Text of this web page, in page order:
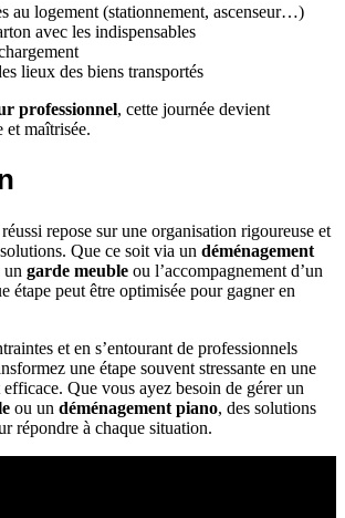
au logement (stationnement, ascenseur…)
avec les indispensables
lieux des biens transportés
professionnel, cette journée devient
et maîtrisée.
réussi repose sur une organisation rigoureuse et
Que ce soit via un déménagement
un garde meuble ou l’accompagnement d’un
étape peut être optimisée pour gagner en
et en s’entourant de professionnels
une étape souvent stressante en une
Que vous ayez besoin de gérer un
ou un déménagement piano, des solutions
répondre à chaque situation.